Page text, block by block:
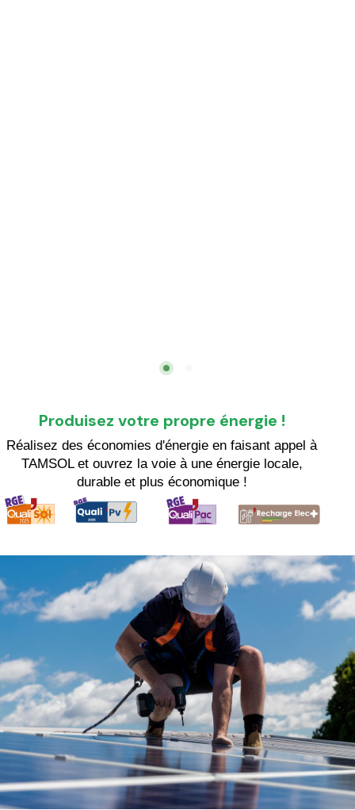
Produisez votre propre énergie !
Réalisez des économies d'énergie en faisant appel à
TAMSOL et ouvrez la voie à une énergie locale,
durable et plus économique !